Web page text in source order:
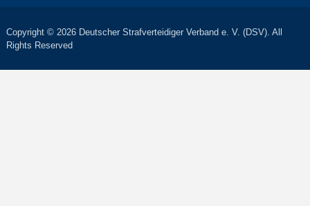
Copyright © 2026 Deutscher Strafverteidiger Verband e. V. (DSV). All
Rights Reserved